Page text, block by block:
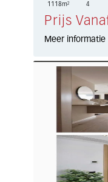
1118m² 4
Prijs
Meer informatie